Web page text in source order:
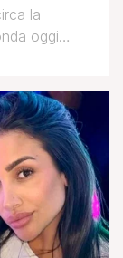
la
oggi
avrebbe
che
[']